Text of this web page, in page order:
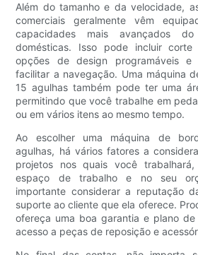
Além do tamanho e da velocidade,
comerciais geralmente vêm
capacidades mais avançados
domésticas. Isso pode incluir corte
opções de design programáveis e
facilitar a navegação. Uma máquina
15 agulhas também pode ter uma
permitindo que você trabalhe em
ou em vários itens ao mesmo tempo.
Ao escolher uma máquina de
agulhas, há vários fatores a
projetos nos quais você
espaço de trabalho e no seu
importante considerar a reputação
suporte ao cliente que ela oferece.
ofereça uma boa garantia e plano
acesso a peças de reposição e